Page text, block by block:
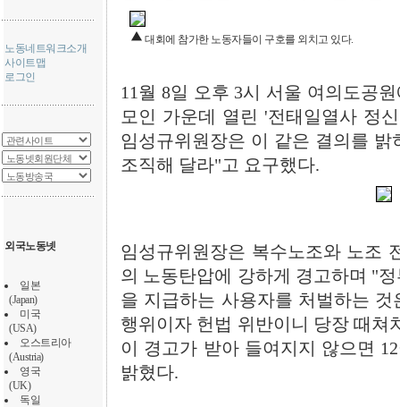
노동네트워크소개
사이트맵
로그인
외국노동넷
일본
(Japan)
미국
(USA)
오스트리아
(Austria)
영국
(UK)
독일
대회에 참가한 노동자들이 구호를 외치고 있다.
11월 8일 오후 3시 서울 여의도공
모인 가운데 열린 '전태일열사 정
임성규위원장은 이 같은 결의를
조직해 달라"고 요구했다.
임성규위원장은 복수노조와 노조
의 노동탄압에 강하게 경고하며 "
을 지급하는 사용자를 처벌하는
행위이자 헌법 위반이니 당장 때쳐
이 경고가 받아 들여지지 않으면
밝혔다.